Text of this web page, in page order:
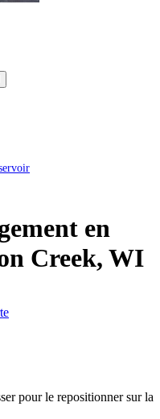
en
Creek, WI
pour le repositionner sur la